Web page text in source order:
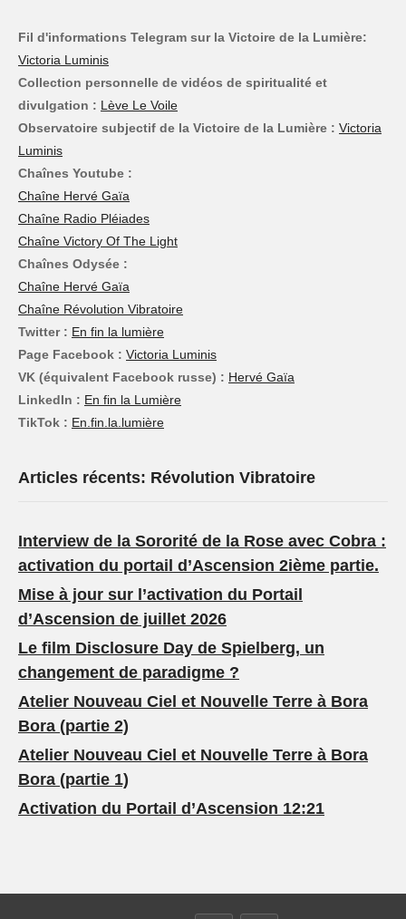
Fil d'informations Telegram sur la Victoire de la Lumière:
Victoria Luminis
Collection personnelle de vidéos de spiritualité et
divulgation : Lève Le Voile
Observatoire subjectif de la Victoire de la Lumière : Victoria
Luminis
Chaînes Youtube :
Chaîne Hervé Gaïa
Chaîne Radio Pléiades
Chaîne Victory Of The Light
Chaînes Odysée :
Chaîne Hervé Gaïa
Chaîne Révolution Vibratoire
Twitter : En fin la lumière
Page Facebook : Victoria Luminis
VK (équivalent Facebook russe) : Hervé Gaïa
LinkedIn : En fin la Lumière
TikTok : En.fin.la.lumière
Articles récents: Révolution Vibratoire
Interview de la Sororité de la Rose avec Cobra :
activation du portail d’Ascension 2ième partie.
Mise à jour sur l’activation du Portail
d’Ascension de juillet 2026
Le film Disclosure Day de Spielberg, un
changement de paradigme ?
Atelier Nouveau Ciel et Nouvelle Terre à Bora
Bora (partie 2)
Atelier Nouveau Ciel et Nouvelle Terre à Bora
Bora (partie 1)
Activation du Portail d’Ascension 12:21